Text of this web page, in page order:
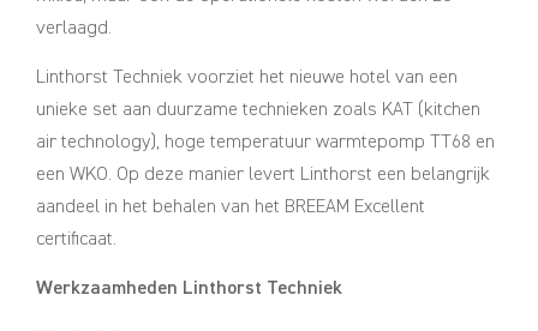
verlaagd.
Linthorst Techniek voorziet het nieuwe hotel van een
unieke set aan duurzame technieken zoals KAT (kitchen
air technology), hoge temperatuur warmtepomp TT68 en
een WKO. Op deze manier levert Linthorst een belangrijk
aandeel in het behalen van het BREEAM Excellent
certificaat.
Werkzaamheden Linthorst Techniek